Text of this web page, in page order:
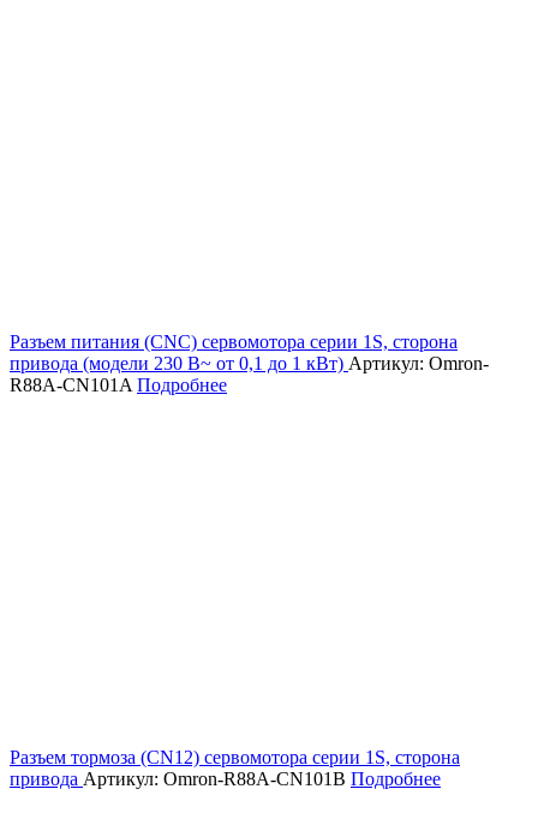
Разъем питания (CNC) сервомотора серии 1S, сторона
привода (модели 230 В~ от 0,1 до 1 кВт) Артикул: Omron-
R88A-CN101A Подробнее
Разъем тормоза (CN12) сервомотора серии 1S, сторона
привода Артикул: Omron-R88A-CN101B Подробнее